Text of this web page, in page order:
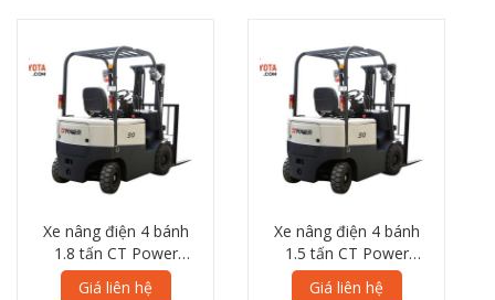
Xe nâng điện 4 bánh
1.8 tấn CT Power
FB18 7L Series
Giá liên hệ
Xe nâng điện 4 bánh
1.5 tấn CT Power
FB15 7L Series
Giá liên hệ